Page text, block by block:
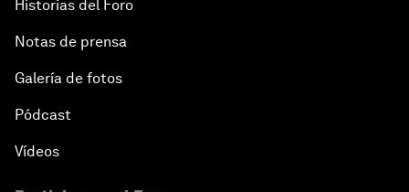
Historias del Foro
Notas de prensa
Galería de fotos
Pódcast
Vídeos